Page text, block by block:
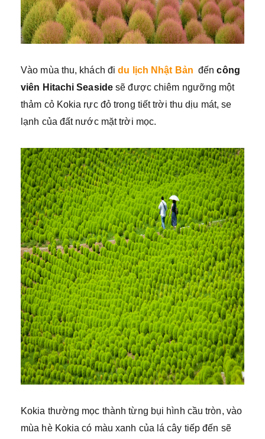
Vào mùa thu, khách đidu lịch Nhật Bản đếncông
viên Hitachi Seasidesẽ được chiêm ngưỡng một
thảm cỏ Kokia rực đỏ trong tiết trời thu dịu mát, se
lạnh của đất nước mặt trời mọc.
Kokia thường mọc thành từng bụi hình cầu tròn, vào
mùa hè Kokia có màu xanh của lá cây tiếp đến sẽ